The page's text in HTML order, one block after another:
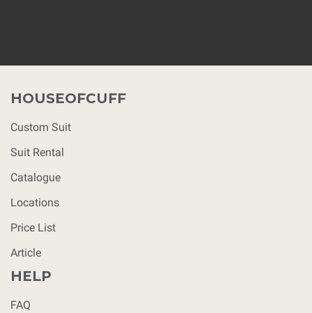
HOUSEOFCUFF
Custom Suit
Suit Rental
Catalogue
Locations
Price List
Article
HELP
FAQ